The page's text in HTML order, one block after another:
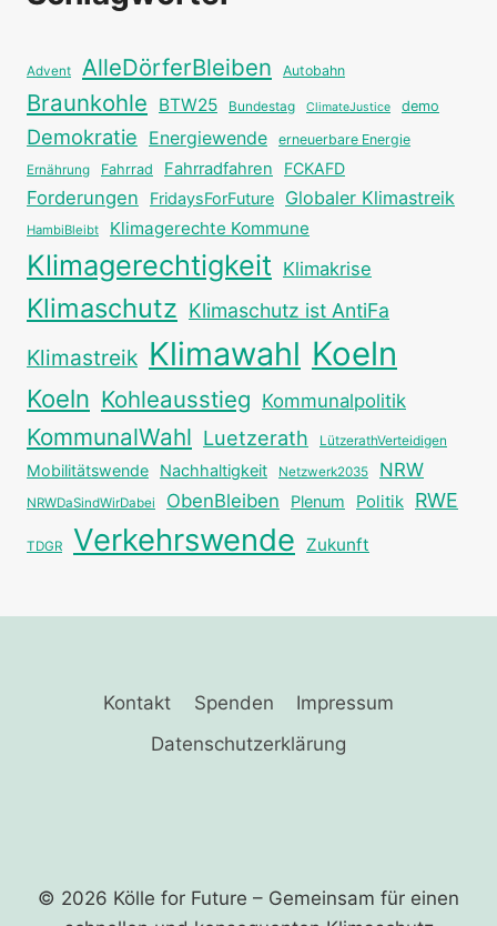
Advent AlleDörferBleiben Autobahn
Braunkohle BTW25 Bundestag ClimateJustice demo
Demokratie Energiewende erneuerbare Energie
Ernährung Fahrrad Fahrradfahren FCKAFD
Forderungen FridaysForFuture Globaler Klimastreik
HambiBleibt Klimagerechte Kommune
Klimagerechtigkeit Klimakrise
Klimaschutz Klimaschutz ist AntiFa
Klimastreik Klimawahl Koeln
Koeln Kohleausstieg Kommunalpolitik
KommunalWahl Luetzerath LützerathVerteidigen
Mobilitätswende Nachhaltigkeit Netzwerk2035 NRW
NRWDaSindWirDabei ObenBleiben Plenum Politik RWE
TDGR Verkehrswende Zukunft
Kontakt Spenden
Impressum
Datenschutzerklärung
© 2026 Kölle for Future – Gemeinsam für einen